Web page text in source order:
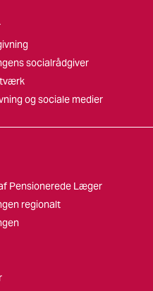
socialrådgiver
og sociale medier
Pensionerede Læger
regionalt